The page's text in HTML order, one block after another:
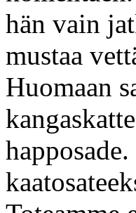
hän vain
mustaa
Huomaan